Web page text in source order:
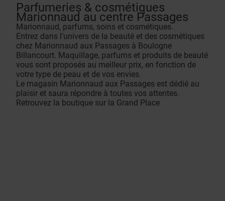
Parfumeries & cosmétiques
Marionnaud au centre Passages
Marionnaud, parfums, soins et cosmétiques.
Entrez dans l’univers de la beauté et des cosmétiques
chez Marionnaud aux Passages à Boulogne
Billancourt. Maquillage, parfums et produits de beauté
vous sont proposés au meilleur prix, en fonction de
votre type de peau et de vos envies.
Le magasin Marionnaud aux Passages est dédié au
plaisir et saura répondre à toutes vos attentes.
Retrouvez la boutique sur la Grand Place